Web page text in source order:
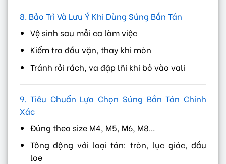
8. Bảo Trì Và Lưu Ý Khi Dùng Súng Bắn Tán
Vệ sinh sau mỗi ca làm việc
Kiểm tra đầu vặn, thay khi mòn
Tránh rỏi rách, va đập lñi khi bỏ vào vali
9. Tiêu Chuẩn Lựa Chọn Súng Bắn Tán Chính
Xác
Đúng theo size M4, M5, M6, M8…
Tông động với loại tán: tròn, lục giác, đầu
loe